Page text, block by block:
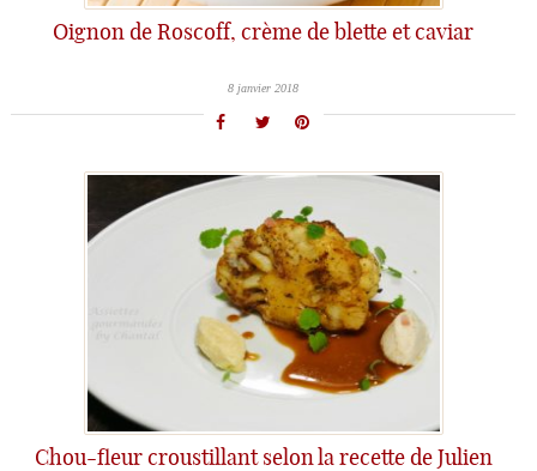
Oignon de Roscoff, crème de blette et caviar
8 janvier 2018
Chou-fleur croustillant selon la recette de Julien